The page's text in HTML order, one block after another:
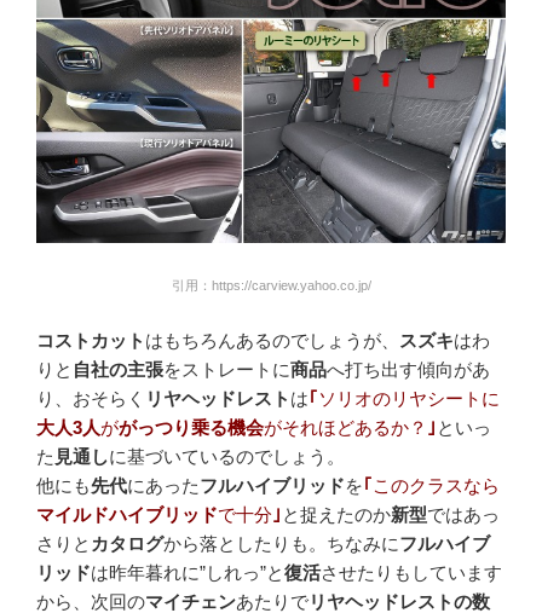
引用：https://carview.yahoo.co.jp/
コストカット はもちろんあるのでしょうが、 スズキはわ
りと 自社の主張をストレートに商品へ打ち出す傾向があ
り、おそらく リヤヘッドレスト は｢ソリオのリヤシートに
大人3人ががっつり乗る機会がそれほどあるか？ ｣ といっ
た 見通しに基づいているのでしょう。
他にも先代にあったフルハイブリッドを｢このクラスなら
マイルドハイブリッドで十分 ｣ と捉えたのか新型ではあっ
さりと カタログから落としたりも。ちなみにフルハイブ
リッドは昨年暮れに”しれっ”と復活させたりもしています
から、次回のマイチェンあたりでリヤヘッドレストの数